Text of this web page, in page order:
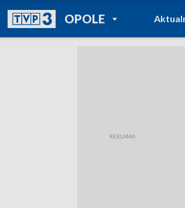
OPOLEPOWRÓT DO
TVP REGIONY